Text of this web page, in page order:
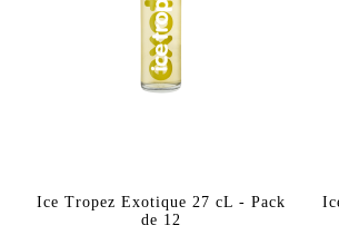
Ice Tropez Exotique 27 cL - Pack
de 12